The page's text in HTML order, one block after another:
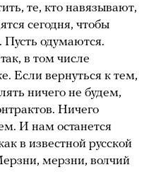
те, кто навязывают,
сегодня, чтобы
одумаются.
в том числе
Если вернуться к тем,
ничего не будем,
Ничего
И нам останется
в известной русской
мерзни, волчий